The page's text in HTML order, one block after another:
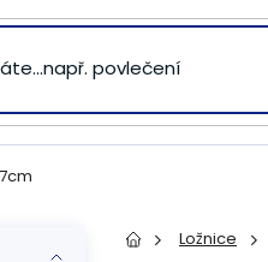
Domů Ložnice